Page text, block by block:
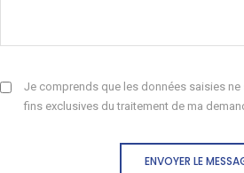
Je comprends que les données saisies
fins exclusives du traitement de ma
ENVOYER LE